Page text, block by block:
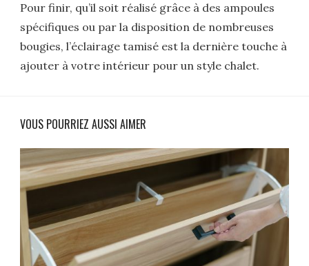
Pour finir, qu’il soit réalisé grâce à des ampoules
spécifiques ou par la disposition de nombreuses
bougies, l’éclairage tamisé est la dernière touche à
ajouter à votre intérieur pour un style chalet.
VOUS POURRIEZ AUSSI AIMER